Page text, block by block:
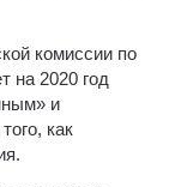
комиссии по
на 2020 год
и
как